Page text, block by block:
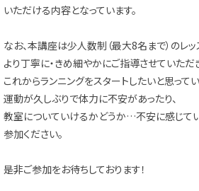
いただける内容となっています。
なお、本講座は少人数制（最大8名まで）のレッ
より丁寧に・きめ細やかにご指導させていただ
これからランニングをスタートしたいと思っ
運動が久しぶりで体力に不安があったり、
教室についていけるかどうか…不安に感じて
参加ください。
是非ご参加をお待ちしております！